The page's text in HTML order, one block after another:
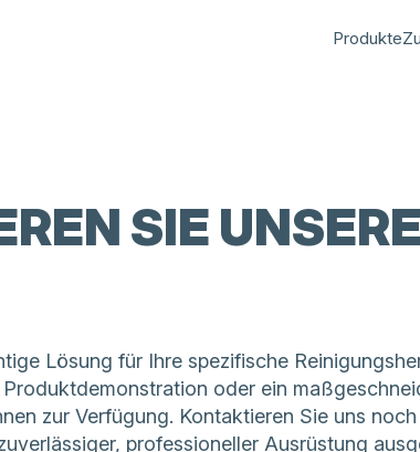
Produkte
SIE
Lösung für Ihre spezifische
oder ein
zur Verfügung. Kontaktieren Sie uns
professioneller Ausrüstung